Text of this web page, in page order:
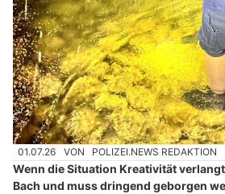
01.07.26 VON POLIZEI.NEWS REDAKTION
Wenn die Situation Kreativität
Bach und muss dringend geborgen